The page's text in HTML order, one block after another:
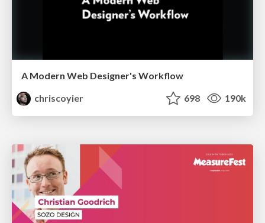
A Modern Web Designer's Workflow
chriscoyier
698 190k